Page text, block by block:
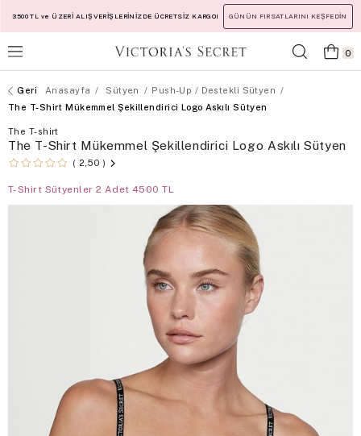
3500 TL ve ÜZERİ ALIŞVERİŞLERİNİZDE ÜCRETSİZ KARGO! GÜNÜN FIRSATLARINI KEŞFEDİN
0
Anasayfa Sütyen
Push-Up / Destekli Sütyen
The T-Shirt Mükemmel Şekillendirici Logo Askılı Sütyen
The T-shirt
The T-Shirt Mükemmel Şekillendirici Logo Askılı Sütyen
2,50
T-Shirt Sütyenler 2 Adet 4500 TL